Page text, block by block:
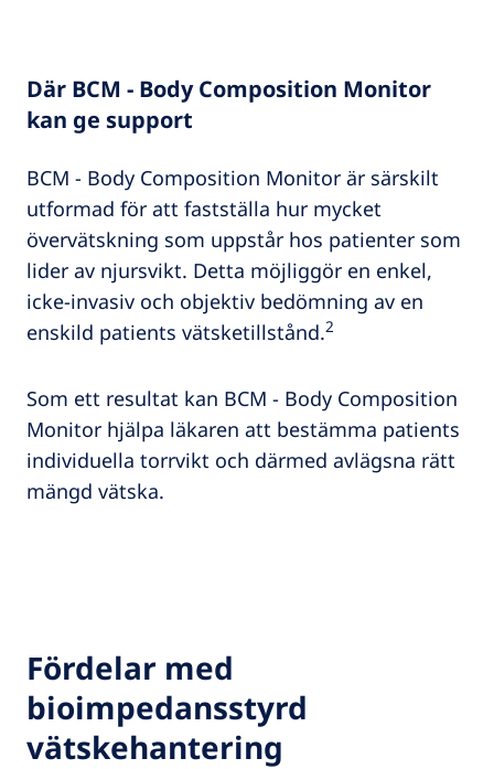
Där BCM - Body Composition Monitor
kan ge support
BCM - Body Composition Monitor är särskilt
utformad för att fastställa hur mycket
övervätskning som uppstår hos patienter som
lider av njursvikt. Detta möjliggör en enkel,
icke-invasiv och objektiv bedömning av en
enskild patients vätsketillstånd.2
Som ett resultat kan BCM - Body Composition
Monitor hjälpa läkaren att bestämma patients
individuella torrvikt och därmed avlägsna rätt
mängd vätska.
Fördelar med
bioimpedansstyrd
vätskehantering